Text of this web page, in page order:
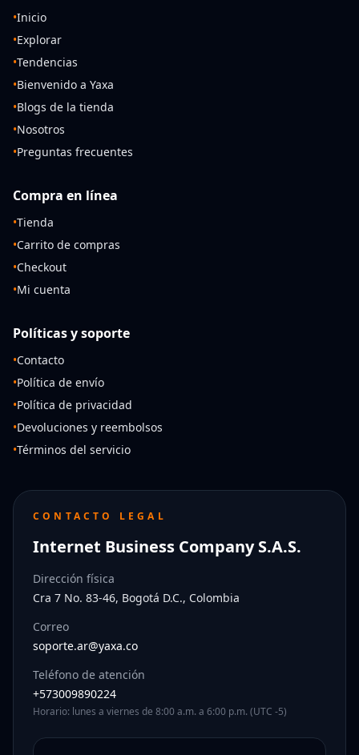
•Inicio
•Explorar
•Tendencias
•Bienvenido a Yaxa
•Blogs de la tienda
•Nosotros
•Preguntas frecuentes
Compra en línea
•Tienda
•Carrito de compras
•Checkout
•Mi cuenta
Políticas y soporte
•Contacto
•Política de envío
•Política de privacidad
•Devoluciones y reembolsos
•Términos del servicio
CONTACTO LEGAL
Internet Business Company S.A.S.
Dirección física
Cra 7 No. 83-46, Bogotá D.C., Colombia
Correo
soporte.ar@yaxa.co
Teléfono de atención
+573009890224
Horario: lunes a viernes de 8:00 a.m. a 6:00 p.m. (UTC -5)